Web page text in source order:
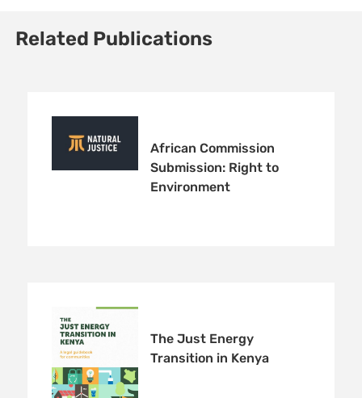
Related Publications
African Commission
Submission: Right to
Environment
The Just Energy
Transition in Kenya